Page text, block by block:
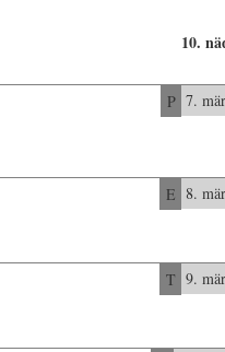
10.
P 7.
E 8.
T 9.